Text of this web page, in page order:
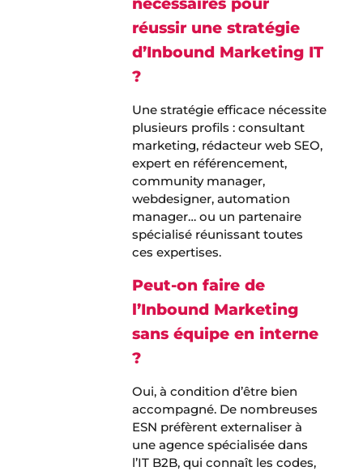
réussir une stratégie
d’Inbound Marketing IT
?
Une stratégie efficace nécessite
plusieurs profils : consultant
marketing, rédacteur web SEO,
expert en référencement,
community manager,
webdesigner, automation
manager… ou un partenaire
spécialisé réunissant toutes
ces expertises.
Peut-on faire de
l’Inbound Marketing
sans équipe en interne
?
Oui, à condition d’être bien
accompagné. De nombreuses
ESN préfèrent externaliser à
une agence spécialisée dans
l’IT B2B, qui connaît les codes,